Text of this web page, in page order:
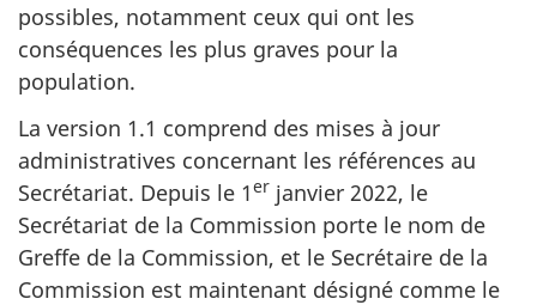
possibles, notamment ceux qui ont les
conséquences les plus graves pour la
population.
La version 1.1 comprend des mises à jour
administratives concernant les références au
Secrétariat. Depuis le 1er janvier 2022, le
Secrétariat de la Commission porte le nom de
Greffe de la Commission, et le Secrétaire de la
Commission est maintenant désigné comme le